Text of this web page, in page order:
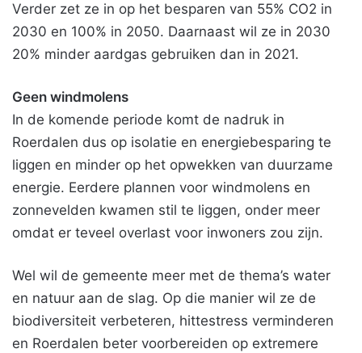
Verder zet ze in op het besparen van 55% CO2 in
2030 en 100% in 2050. Daarnaast wil ze in 2030
20% minder aardgas gebruiken dan in 2021.
Geen windmolens
In de komende periode komt de nadruk in
Roerdalen dus op isolatie en energiebesparing te
liggen en minder op het opwekken van duurzame
energie. Eerdere plannen voor windmolens en
zonnevelden kwamen stil te liggen, onder meer
omdat er teveel overlast voor inwoners zou zijn.
Wel wil de gemeente meer met de thema’s water
en natuur aan de slag. Op die manier wil ze de
biodiversiteit verbeteren, hittestress verminderen
en Roerdalen beter voorbereiden op extremere